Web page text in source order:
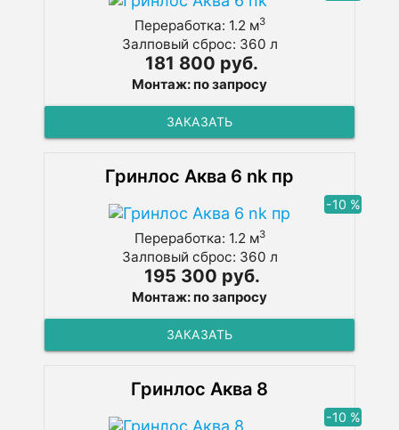
Переработка: 1.2 м3
Залповый сброс: 360 л
181 800 руб.
Монтаж: по запросу
ЗАКАЗАТЬ
Гринлос Аква 6 nk пр
-10 %
Переработка: 1.2 м3
Залповый сброс: 360 л
195 300 руб.
Монтаж: по запросу
ЗАКАЗАТЬ
Гринлос Аква 8
-10 %